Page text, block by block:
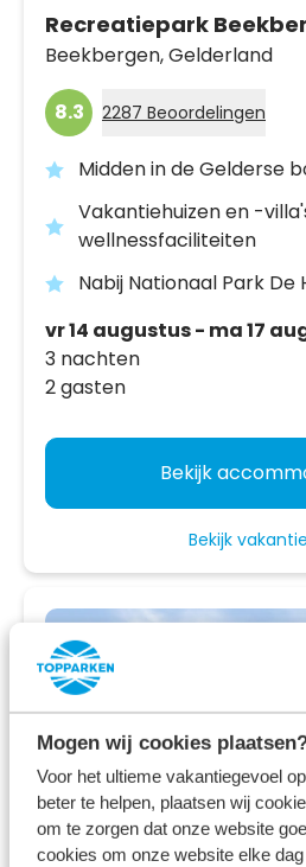
Mogen wij cookies
Voor het ultieme vakantiegevoel
beter te helpen, plaatsen wij
om te zorgen dat onze website
cookies om onze website elke
Recreatiepark
Beekbergen,Gelderland
8.3 2287 Beoordelingen
Midden in de Gelderse
Vakantiehuizen en -
wellnessfaciliteiten
Nabij Nationaal Park De
vr 14 augustus - ma 17
3 nachten
2 gasten
Bekijk
Bekijk